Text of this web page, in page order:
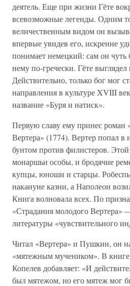
деятель. Еще при жизни Гёте
всевозможные легенды. Одним
величественным видом он
впервые увидев его, искренне
понимает немецкий: сам он чуть
нему по-гречески. Гёте выглядел
Действительно, только бог мог
направления в культуре XVIII
название «Буря и натиск».
Первую славу ему принес роман
Вертера» (1774). Вертер попал в
бунтом против филистеров.
монаршьи особы, и бродячие
купцы, юноши и старцы.
накануне казни, а Наполеон
Книга волновала всех. По
«Страдания молодого Вертера»
литературы «чувствительного
Читал «Вертера» и Пушкин, он
«мятежным мучеником». В книге
Копелев добавляет: «И
был мятежом, но его мятеж мог